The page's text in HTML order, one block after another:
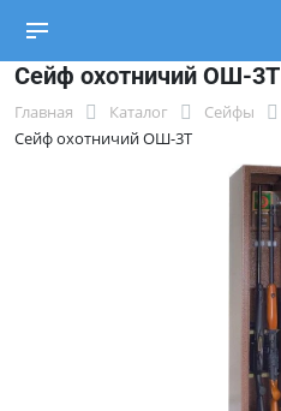
Сейф охотничий ОШ-3Т
Главная Каталог Сейфы
Сейф охотничий ОШ-3Т